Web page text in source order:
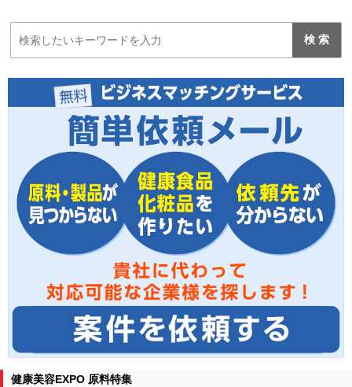
健康美容EXPO 原料特集